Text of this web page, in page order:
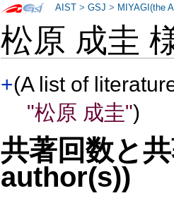
松原 成圭
+(A list of
"松原 成圭")
共著回数と
author(s))
AIST >GSJ > MIYAGI(the